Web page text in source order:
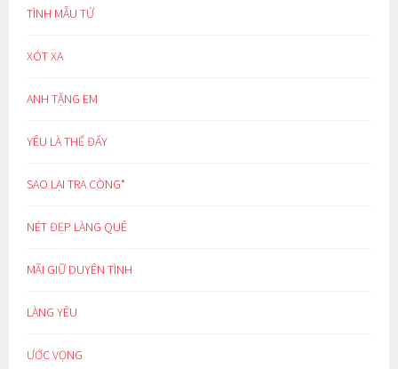
TÌNH MẪU TỬ
XÓT XA
ANH TẶNG EM
YÊU LÀ THẾ ĐẤY
SAO LẠI TRA CÒNG*
NÉT ĐẸP LÀNG QUÊ
MÃI GIỮ DUYÊN TÌNH
LÀNG YÊU
ƯỚC VỌNG